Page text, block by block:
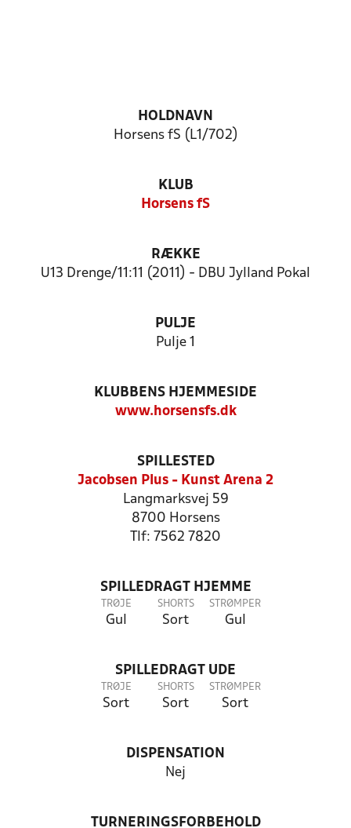
HOLDNAVN
Horsens fS (L1/702)
KLUB
Horsens fS
RÆKKE
U13 Drenge/11:11 (2011) - DBU Jylland Pokal
PULJE
Pulje 1
KLUBBENS HJEMMESIDE
www.horsensfs.dk
SPILLESTED
Jacobsen Plus - Kunst Arena 2
Langmarksvej 59
8700 Horsens
Tlf: 7562 7820
SPILLEDRAGT HJEMME
TRØJE
Gul
SHORTS
Sort
STRØMPER
Gul
SPILLEDRAGT UDE
TRØJE
Sort
SHORTS
Sort
STRØMPER
Sort
DISPENSATION
Nej
TURNERINGSFORBEHOLD